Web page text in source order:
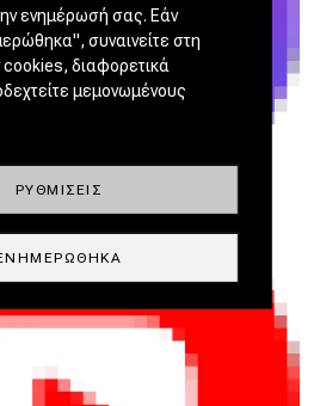
ενημέρωσή σας. Εάν
συναινείτε στη
διαφορετικά
μεμονωμένους
ΡΥΘΜΊΣΕΙΣ